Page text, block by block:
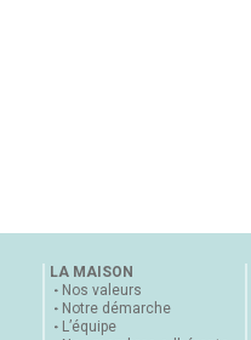
LA MAISON
Nos valeurs
Notre démarche
L’équipe